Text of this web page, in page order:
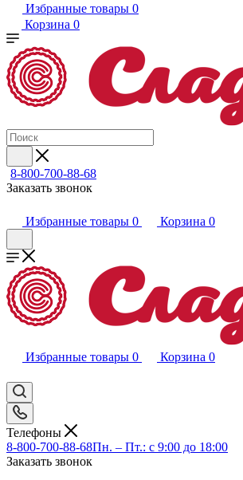
Избранные товары 0
Корзина 0
8-800-700-88-68
Заказать звонок
Избранные товары 0 Корзина 0
Избранные товары 0 Корзина 0
Телефоны
8-800-700-88-68Пн. – Пт.: с 9:00 до 18:00
Заказать звонок